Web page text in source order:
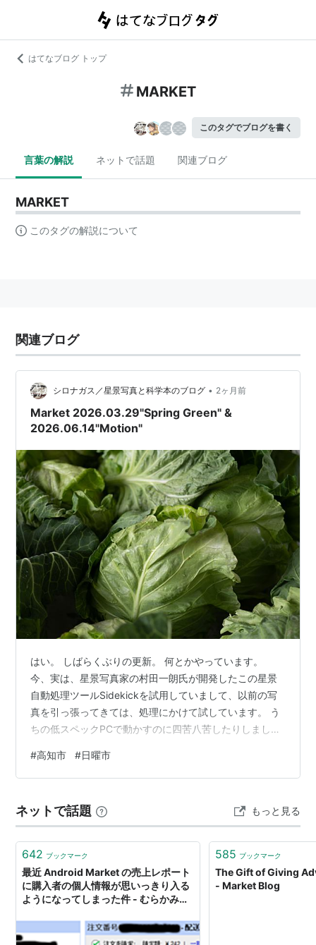
はてなブログ トップ
MARKET
このタグでブログを書く
言葉の解説 ネットで話題 関連ブログ
MARKET
このタグの解説について
関連ブログ
シロナガス／星景写真と科学本のブログ • 2ヶ月前
Market 2026.03.29"Spring Green" &
2026.06.14"Motion"
はい。 しばらくぶりの更新。 何とかやっています。
今、実は、星景写真家の村田一朗氏が開発したこの星景
自動処理ツールSidekickを試用していまして、以前の写
真を引っ張ってきては、処理にかけて試しています。 う
ちの低スペックPCで動かすのに四苦八苦したりしました
何とか動かせるようになってきました。 昔の写真だけじ
ゃなく、比較明のために、撮影に行きたいなと思い始め
ゃくちゃ振るというわけではないですが、曇りも含め
て、ずっと天気は悪いですね。 sidekick-site-
tawny.vercel.…
#高知市 #日曜市
ネットで話題 もっと見る
642 ブックマーク
最近 Android Market の売上レポート
に購入者の個人情報が思いっきり入る
ようになってしまった件 - むらかみの
585 ブックマーク
The Gift of Giving
- Market Blog